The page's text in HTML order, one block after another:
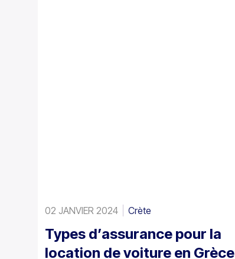
02 JANVIER 2024 Crète
Types d’assurance pour la
location de voiture en Grèce